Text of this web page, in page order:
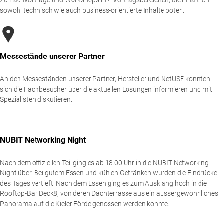
sowohl technisch wie auch business-orientierte Inhalte boten.
Messestände unserer Partner
An den Messeständen unserer Partner, Hersteller und NetUSE konnten
sich die Fachbesucher über die aktuellen Lösungen informieren und mit
Spezialisten diskutieren.
NUBIT Networking Night
Nach dem offiziellen Teil ging es ab 18:00 Uhr in die NUBIT Networking
Night über. Bei gutem Essen und kühlen Getränken wurden die Eindrücke
des Tages vertieft. Nach dem Essen ging es zum Ausklang hoch in die
Rooftop-Bar Deck8, von deren Dachterrasse aus ein aussergewöhnliches
Panorama auf die Kieler Förde genossen werden konnte.